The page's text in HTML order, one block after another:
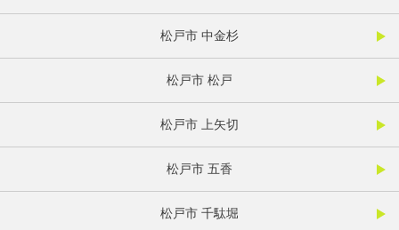
松戸市 中金杉
松戸市 松戸
松戸市 上矢切
松戸市 五香
松戸市 千駄堀